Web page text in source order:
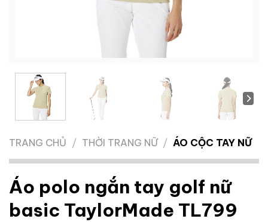
TRANG CHỦ / THỜI TRANG NỮ / ÁO CỘC TAY NỮ
Áo polo ngắn tay golf nữ
basic TaylorMade TL799